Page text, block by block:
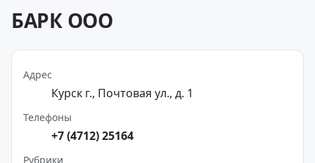
БАРК ООО
Адрес
Курск г., Почтовая ул., д. 1
Телефоны
+7 (4712) 25164
Рубрики